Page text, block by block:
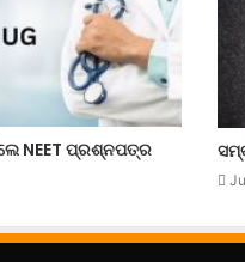
NEET ପ୍ରଶ୍ନପତ୍ର